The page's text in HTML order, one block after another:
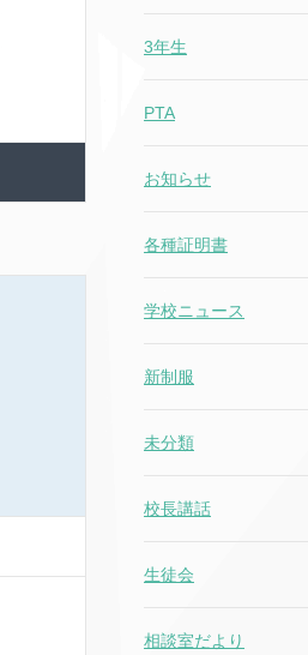
3年生
PTA
お知らせ
各種証明書
学校ニュース
新制服
未分類
校長講話
生徒会
相談室だより